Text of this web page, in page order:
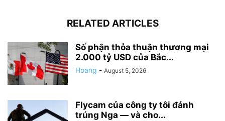
RELATED ARTICLES
Số phận thỏa thuận thương mại
2.000 tỷ USD của Bắc...
Hoang - August 5, 2026
Flycam của công ty tôi đánh
trúng Nga — và cho...